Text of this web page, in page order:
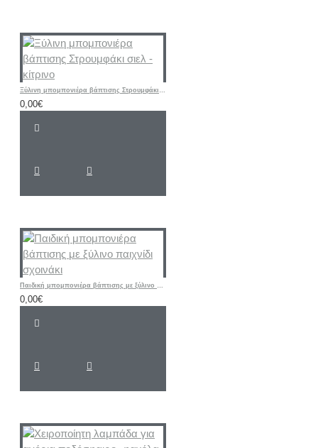
Ξύλινη μπομπονιέρα βάπτισης Στρουμφάκι σιελ - κίτρινο
0,00€
Παιδική μπομπονιέρα βάπτισης με ξύλινο παιχνίδι σχοινάκι
0,00€